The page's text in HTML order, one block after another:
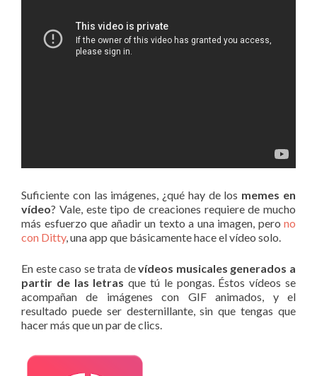
Suficiente con las imágenes, ¿qué hay de los memes en
vídeo? Vale, este tipo de creaciones requiere de mucho
más esfuerzo que añadir un texto a una imagen, pero no
con Ditty, una app que básicamente hace el vídeo solo.
En este caso se trata devídeos musicales generados a
partir de las letras que tú le pongas. Éstos vídeos se
acompañan de imágenes con GIF animados, y el
resultado puede ser desternillante, sin que tengas que
hacer más que un par de clics.